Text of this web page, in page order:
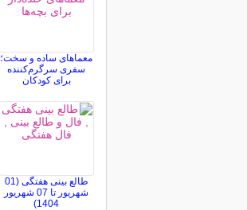
معماهای ساده و سخت؛
سفری سرگرم‌کننده
برای کودکان
طالع بینی هفتگی (01
شهریور تا 07 شهریور
1404)